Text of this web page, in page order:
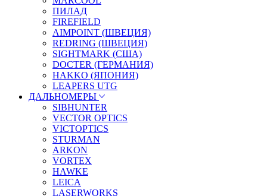
ПИЛАД
FIREFIELD
AIMPOINT (ШВЕЦИЯ)
REDRING (ШВЕЦИЯ)
SIGHTMARK (США)
DOCTER (ГЕРМАНИЯ)
HAKKO (ЯПОНИЯ)
LEAPERS UTG
ДАЛЬНОМЕРЫ
SIBHUNTER
VECTOR OPTICS
VICTOPTICS
STURMAN
ARKON
VORTEX
HAWKE
LEICA
LASERWORKS